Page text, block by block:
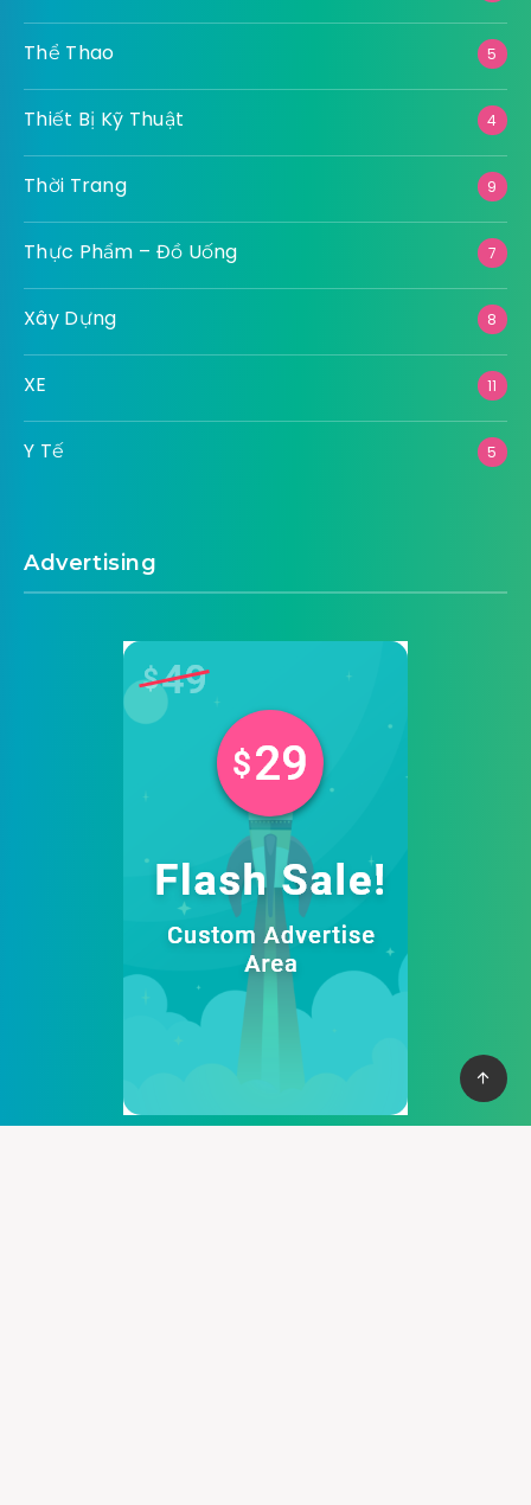
Thể Thao 5
Thiết Bị Kỹ Thuật 4
Thời Trang 9
Thực Phẩm – Đồ Uống 7
Xây Dựng 8
XE 11
Y Tế 5
Advertising